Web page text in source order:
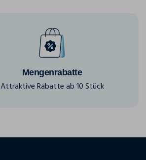
Mengenrabatte
Attraktive Rabatte ab 10 Stück